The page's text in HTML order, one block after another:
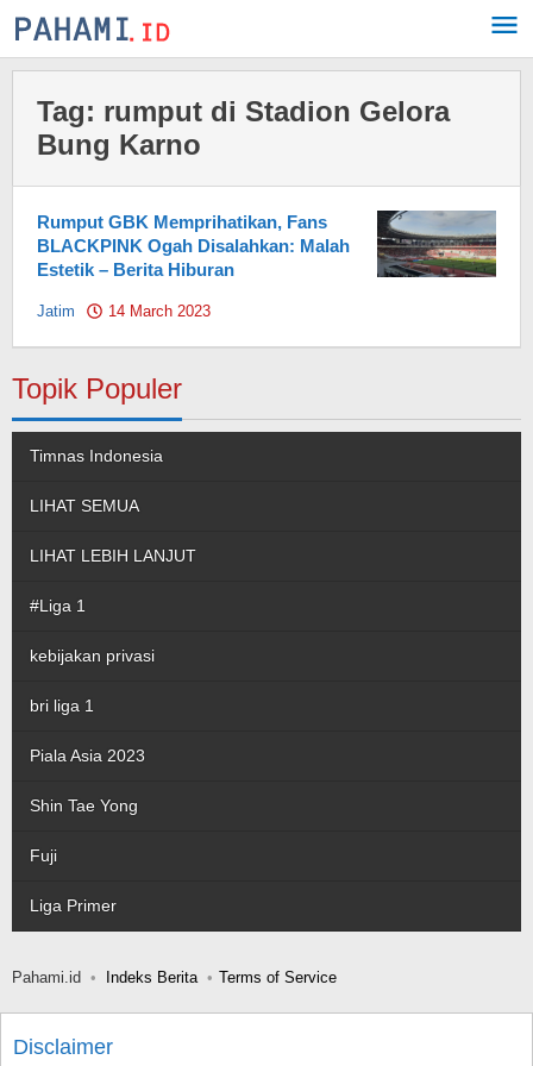
Skip
to
Tag: rumput di Stadion Gelora
Bung Karno
Rumput GBK Memprihatikan, Fans
BLACKPINK Ogah Disalahkan: Malah
Estetik – Berita Hiburan
Jatim 14 March 2023
Topik Populer
Timnas Indonesia
LIHAT SEMUA
LIHAT LEBIH LANJUT
#Liga 1
kebijakan privasi
bri liga 1
Piala Asia 2023
Shin Tae Yong
Fuji
Liga Primer
Pahami.id Indeks Berita Terms of Service
Disclaimer